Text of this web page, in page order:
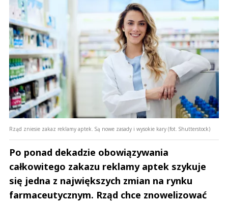
Rząd zniesie zakaz reklamy aptek. Są nowe zasady i wysokie kary (fot. Shutterstock)
Po ponad dekadzie obowiązywania
całkowitego zakazu reklamy aptek szykuje
się jedna z największych zmian na rynku
farmaceutycznym. Rząd chce znowelizować